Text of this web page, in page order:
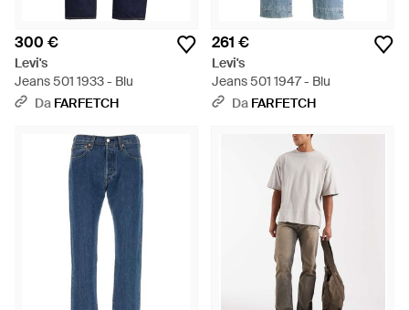
300 €
Levi's
Jeans 501 1933 - Blu
Da FARFETCH
261 €
Levi's
Jeans 501 1947 - Blu
Da FARFETCH